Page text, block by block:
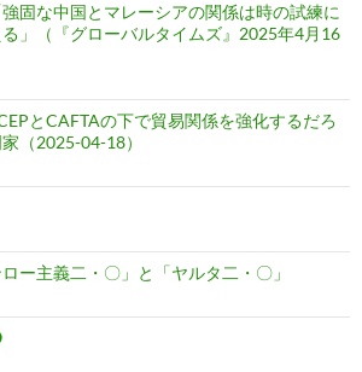
固な中国とマレーシアの関係は時の試練に
」（『グローバルタイムズ』2025年4月16
とCAFTAの下で貿易関係を強化するだろ
（2025-04-18）
ー主義二・〇」と「ヤルタ二・〇」